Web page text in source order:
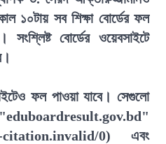
১০টায় সব শিক্ষা বোর্ডের ফল
বোর্ডের ওয়েবসাইটে
ফল পাওয়া যাবে। সেগুলো
citation.invalid/0) এবং